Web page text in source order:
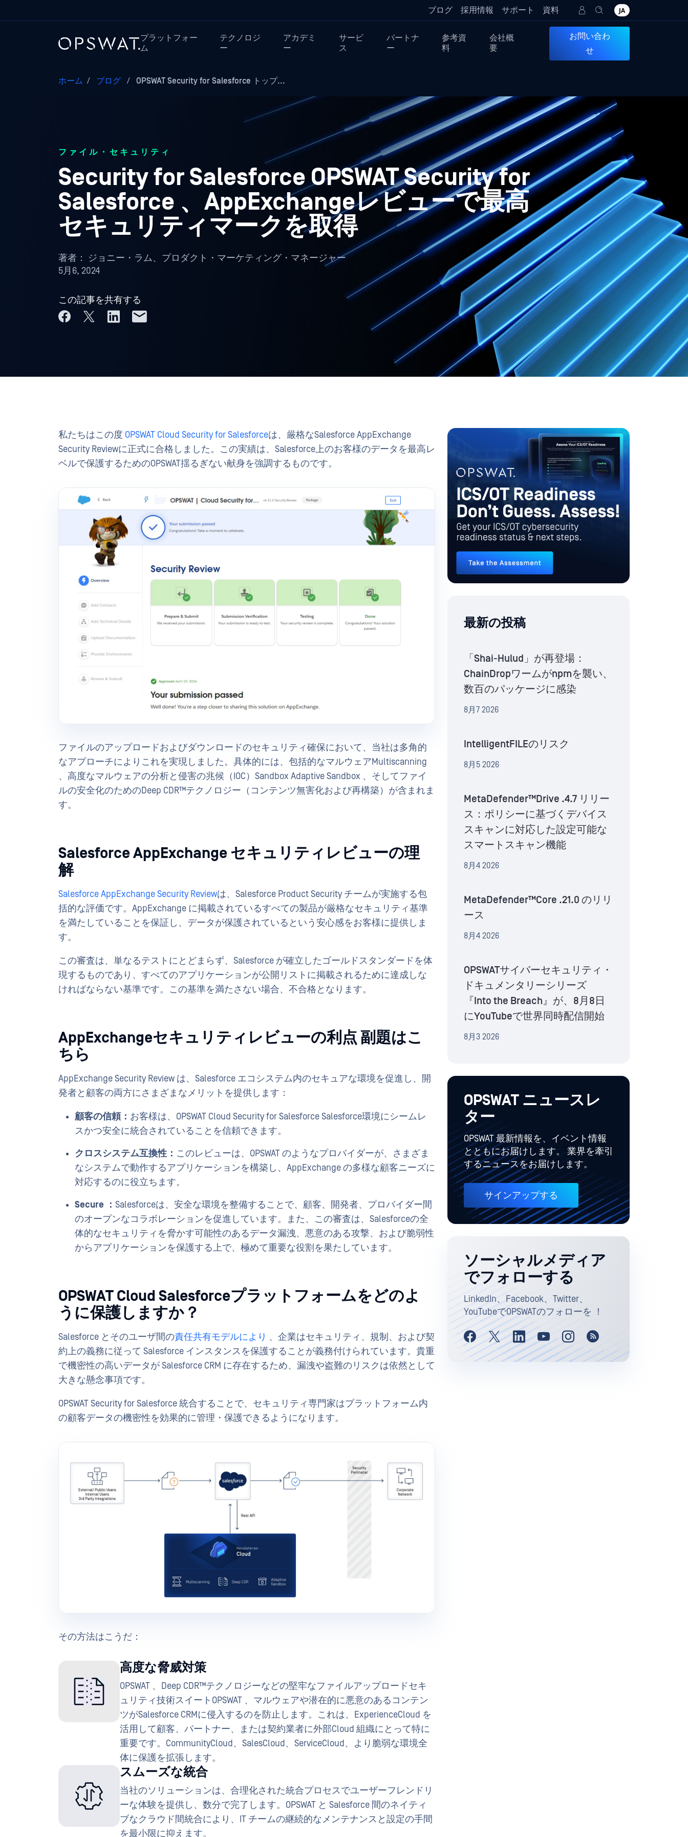
ブログ 採用情報 サポート 資料 JA
プラットフォー
ム
テクノロジ
ー
アカデミ
ー
サービ
ス
パートナ
ー
参考資
料
会社概
要
お問い合わ
せ
ホーム / ブログ / OPSWAT Security for Salesforce トップ...
ファイル・セキュリティ
Security for Salesforce OPSWAT Security for
Salesforce 、AppExchangeレビューで最高
セキュリティマークを取得
著者： ジョニー・ラム、プロダクト・マーケティング・マネージャー
5月6, 2024
この記事を共有する
私たちはこの度 OPSWAT Cloud Security for Salesforceは、厳格なSalesforce AppExchange
Security Reviewに正式に合格しました。この実績は、Salesforce上のお客様のデータを最高レ
ベルで保護するためのOPSWAT揺るぎない献身を強調するものです。
ファイルのアップロードおよびダウンロードのセキュリティ確保において、当社は多角的
なアプローチによりこれを実現しました。具体的には、包括的なマルウェアMultiscanning
、高度なマルウェアの分析と侵害の兆候（IOC）Sandbox Adaptive Sandbox 、そしてファイ
ルの安全化のためのDeep CDR™テクノロジー（コンテンツ無害化および再構築）が含まれま
す。
Salesforce AppExchange セキュリティレビューの理
解
Salesforce AppExchange Security Reviewは、Salesforce Product Security チームが実施する包
括的な評価です。AppExchange に掲載されているすべての製品が厳格なセキュリティ基準
を満たしていることを保証し、データが保護されているという安心感をお客様に提供しま
す。
この審査は、単なるテストにとどまらず、Salesforce が確立したゴールドスタンダードを体
現するものであり、すべてのアプリケーションが公開リストに掲載されるために達成しな
ければならない基準です。この基準を満たさない場合、不合格となります。
AppExchangeセキュリティレビューの利点 副題はこ
ちら
AppExchange Security Review は、Salesforce エコシステム内のセキュアな環境を促進し、開
発者と顧客の両方にさまざまなメリットを提供します：
顧客の信頼： お客様は、OPSWAT Cloud Security for Salesforce Salesforce環境にシームレ
スかつ安全に統合されていることを信頼できます。
クロスシステム互換性： このレビューは、OPSWAT のようなプロバイダーが、さまざま
なシステムで動作するアプリケーションを構築し、AppExchange の多様な顧客ニーズに
対応するのに役立ちます。
Secure ： Salesforceは、安全な環境を整備することで、顧客、開発者、プロバイダー間
のオープンなコラボレーションを促進しています。また、この審査は、Salesforceの全
体的なセキュリティを脅かす可能性のあるデータ漏洩、悪意のある攻撃、および脆弱性
からアプリケーションを保護する上で、極めて重要な役割を果たしています。
OPSWAT Cloud Salesforceプラットフォームをどのよ
うに保護しますか？
Salesforce とそのユーザ間の責任共有モデルにより 、企業はセキュリティ、規制、および契
約上の義務に従って Salesforce インスタンスを保護することが義務付けられています。貴重
で機密性の高いデータが Salesforce CRM に存在するため、漏洩や盗難のリスクは依然として
大きな懸念事項です。
OPSWAT Security for Salesforce 統合することで、セキュリティ専門家はプラットフォーム内
の顧客データの機密性を効果的に管理・保護できるようになります。
その方法はこうだ：
高度な脅威対策
OPSWAT 、Deep CDR™テクノロジーなどの堅牢なファイルアップロードセキ
ュリティ技術スイートOPSWAT 、マルウェアや潜在的に悪意のあるコンテン
ツがSalesforce CRMに侵入するのを防止します。これは、ExperienceCloud を
活用して顧客、パートナー、または契約業者に外部Cloud 組織にとって特に
重要です。CommunityCloud、SalesCloud、ServiceCloud、より脆弱な環境全
体に保護を拡張します。
スムーズな統合
当社のソリューションは、合理化された統合プロセスでユーザーフレンドリ
ーな体験を提供し、数分で完了します。OPSWAT と Salesforce 間のネイティ
ブなクラウド間統合により、IT チームの継続的なメンテナンスと設定の手間
を最小限に抑えます。
最新の投稿
「Shai-Hulud」が再登場：
ChainDropワームがnpmを襲い、
数百のパッケージに感染
8月7 2026
IntelligentFILEのリスク
8月5 2026
MetaDefender™Drive .4.7 リリー
ス：ポリシーに基づくデバイス
スキャンに対応した設定可能な
スマートスキャン機能
8月4 2026
MetaDefender™Core .21.0 のリリ
ース
8月4 2026
OPSWATサイバーセキュリティ・
ドキュメンタリーシリーズ
『Into the Breach』が、8月8日
にYouTubeで世界同時配信開始
8月3 2026
OPSWAT ニュースレ
ター
OPSWAT 最新情報を、イベント情報
とともにお届けします。 業界を牽引
するニュースをお届けします。
サインアップする
ソーシャルメディア
でフォローする
LinkedIn、Facebook、Twitter、
YouTubeでOPSWATのフォローを ！